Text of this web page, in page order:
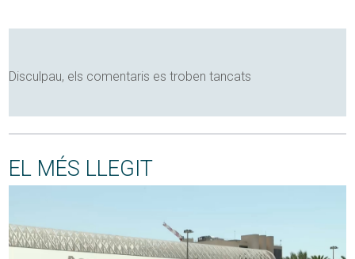
Disculpau, els comentaris es troben tancats
EL MÉS LLEGIT